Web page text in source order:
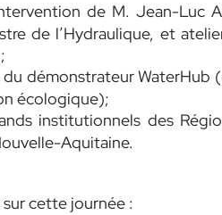
de M. Jean-Luc
de l’Hydraulique, et
démonstrateur WaterHub
écologique);
institutionnels des
Aquitaine.
cette journée :